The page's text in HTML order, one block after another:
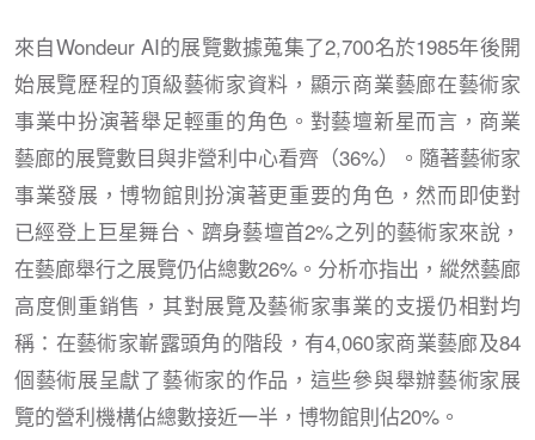
來自Wondeur AI的展覽數據蒐集了2,700名於1985年後開
始展覽歷程的頂級藝術家資料，顯示商業藝廊在藝術家
事業中扮演著舉足輕重的角色。對藝壇新星而言，商業
藝廊的展覽數目與非營利中心看齊（36%）。隨著藝術家
事業發展，博物館則扮演著更重要的角色，然而即使對
已經登上巨星舞台、躋身藝壇首2%之列的藝術家來說，
在藝廊舉行之展覽仍佔總數26%。分析亦指出，縱然藝廊
高度側重銷售，其對展覽及藝術家事業的支援仍相對均
稱：在藝術家嶄露頭角的階段，有4,060家商業藝廊及84
個藝術展呈獻了藝術家的作品，這些參與舉辦藝術家展
覽的營利機構佔總數接近一半，博物館則佔20%。